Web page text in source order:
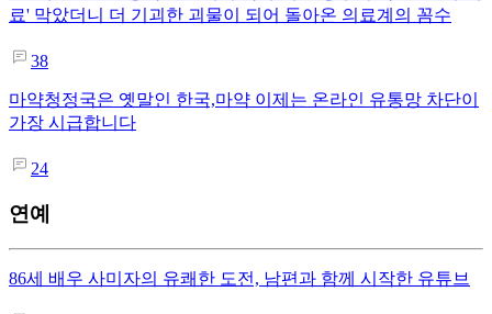
료' 막았더니 더 기괴한 괴물이 되어 돌아온 의료계의 꼼수
38
마약청정국은 옛말인 한국,마약 이제는 온라인 유통망 차단이
가장 시급합니다
24
연예
86세 배우 사미자의 유쾌한 도전, 남편과 함께 시작한 유튜브